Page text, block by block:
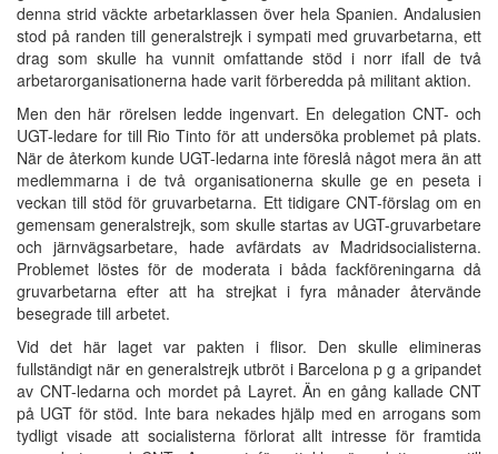
denna strid väckte arbetarklassen över hela Spanien. Andalusien
stod på randen till generalstrejk i sympati med gruvarbetarna, ett
drag som skulle ha vunnit omfattande stöd i norr ifall de två
arbetarorganisationerna hade varit förberedda på militant aktion.
Men den här rörelsen ledde ingenvart. En delegation CNT- och
UGT-ledare for till Rio Tinto för att undersöka problemet på plats.
När de återkom kunde UGT-ledarna inte föreslå något mera än att
medlemmarna i de två organisationerna skulle ge en peseta i
veckan till stöd för gruvarbetarna. Ett tidigare CNT-förslag om en
gemensam generalstrejk, som skulle startas av UGT-gruvarbetare
och järnvägsarbetare, hade avfärdats av Madridsocialisterna.
Problemet löstes för de moderata i båda fackföreningarna då
gruvarbetarna efter att ha strejkat i fyra månader återvände
besegrade till arbetet.
Vid det här laget var pakten i flisor. Den skulle elimineras
fullständigt när en generalstrejk utbröt i Barcelona p g a gripandet
av CNT-ledarna och mordet på Layret. Än en gång kallade CNT
på UGT för stöd. Inte bara nekades hjälp med en arrogans som
tydligt visade att socialisterna förlorat allt intresse för framtida